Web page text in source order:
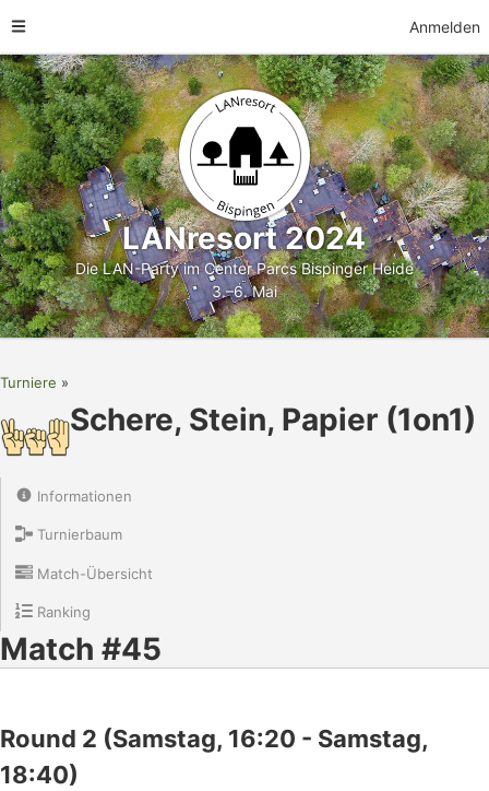
Anmelden
LANresort 2024
Die LAN-Party im Center Parcs Bispinger Heide
3.–6. Mai
Turniere
Schere, Stein, Papier (1on1)
Informationen
Turnierbaum
Match-Übersicht
Ranking
Match #45
Round 2 (Samstag, 16:20 - Samstag,
18:40)